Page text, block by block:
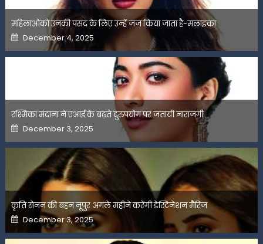
महिलाओंको उनकी पसंद के लिए उन्हें जज किया जाता है-मलाइका
Posted
on
December 4, 2025
रश्मिका मंदाना ने एआई के बढ़ते दुरुपयोग पर जतायी नाराजगी
Posted
on
December 3, 2025
कृति सेनन की बहन नूपुर अगले महीने करेंगी डेस्टिनेशन मैरिज
Posted
on
December 3, 2025